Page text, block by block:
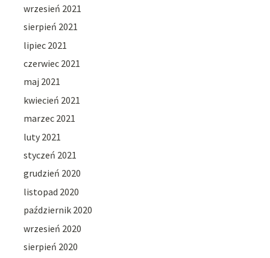
wrzesień 2021
sierpień 2021
lipiec 2021
czerwiec 2021
maj 2021
kwiecień 2021
marzec 2021
luty 2021
styczeń 2021
grudzień 2020
listopad 2020
październik 2020
wrzesień 2020
sierpień 2020